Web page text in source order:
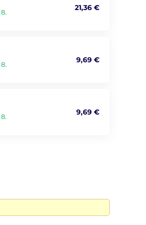
21,36 €
9,69 €
9,69 €